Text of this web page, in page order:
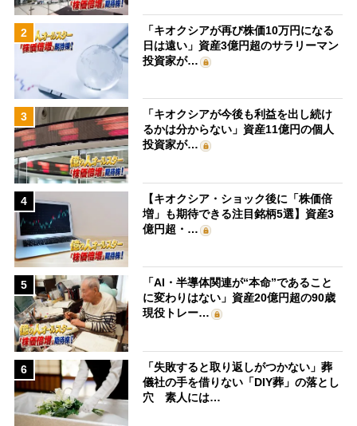
2
「キオクシアが再び株価10万円になる
日は遠い」資産3億円超のサラリーマン
投資家が…
3
「キオクシアが今後も利益を出し続け
るかは分からない」資産11億円の個人
投資家が…
4
【キオクシア・ショック後に「株価倍
増」も期待できる注目銘柄5選】資産3
億円超・…
5
「AI・半導体関連が“本命”であること
に変わりはない」資産20億円超の90歳
現役トレー…
6
「失敗すると取り返しがつかない」葬
儀社の手を借りない「DIY葬」の落とし
穴 素人には…